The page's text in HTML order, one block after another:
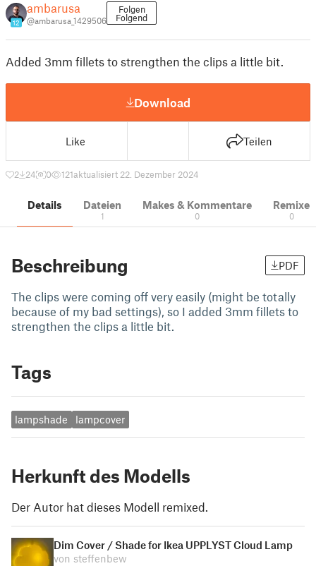
12
ambarusa
@ambarusa_1429506
Folgen
Folgend
Added 3mm fillets to strengthen the clips a little bit.
Download
Like Teilen
2 24 0 121aktualisiert 22. Dezember 2024
Details Dateien
1
Makes & Kommentare
0
Remixe
0
Beschreibung PDF
The clips were coming off very easily (might be totally
because of my bad settings), so I added 3mm fillets to
strengthen the clips a little bit.
Tags
lampshade lampcover
Herkunft des Modells
Der Autor hat dieses Modell remixed.
Dim Cover / Shade for Ikea UPPLYST Cloud Lamp
von steffenbew